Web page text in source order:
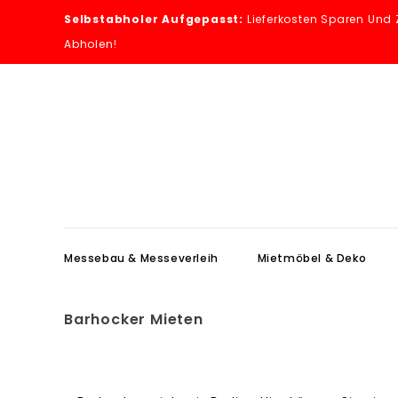
Selbstabholer Aufgepasst: Lieferkosten Sparen
Abholen!
Messebau & Messeverleih Mietmöbel & Deko
Barhocker Mieten